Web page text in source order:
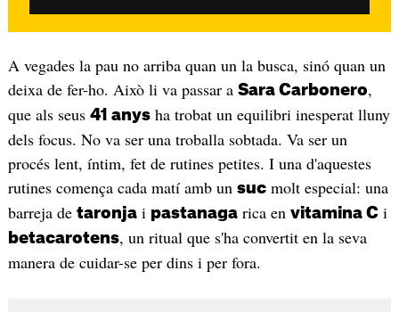
A vegades la pau no arriba quan un la busca, sinó quan un
deixa de fer-ho. Això li va passar a Sara Carbonero,
que als seus 41 anysha trobat un equilibri inesperat lluny
dels focus. No va ser una troballa sobtada. Va ser un
procés lent, íntim, fet de rutines petites. I una d'aquestes
rutines comença cada matí amb un sucmolt especial: una
barreja de taronjai pastanagarica en vitamina C i
betacarotens, un ritual que s'ha convertit en la seva
manera de cuidar-se per dins i per fora.